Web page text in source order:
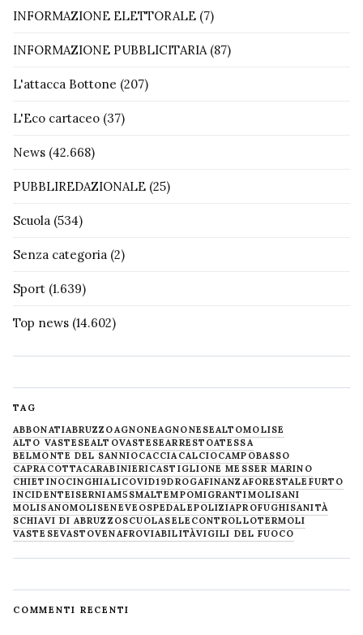
INFORMAZIONE ELETTORALE (7)
INFORMAZIONE PUBBLICITARIA(87)
L'attacca Bottone (207)
L'Eco cartaceo (37)
News (42.668)
PUBBLIREDAZIONALE (25)
Scuola (534)
Senza categoria (2)
Sport (1.639)
Top news (14.602)
TAG
ABBONATIABRUZZOAGNONEAGNONESEALTOMOLISE
ALTO VASTESEALTOVASTESEARRESTOATESSA
BELMONTE DEL SANNIOCACCIACALCIOCAMPOBASSO
CAPRACOTTACARABINIERICASTIGLIONE MESSER MARINO
CHIETINOCINGHIALICOVID19DROGAFINANZAFORESTALE FURTO
INCIDENTEISERNIAM5SMALTEMPOMIGRANTIMOLISANI
MOLISANOMOLISENEVE OSPEDALEPOLIZIAPROFUGHISANITÀ
SCHIAVI DI ABRUZZOSCUOLASELECONTROLLOTERMOLI
VASTESEVASTOVENAFROVIABILITÀVIGILI DEL FUOCO
COMMENTI RECENTI